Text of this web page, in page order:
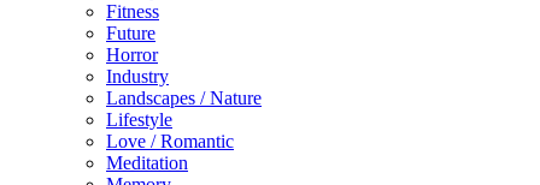
Fitness
Future
Horror
Industry
Landscapes / Nature
Lifestyle
Love / Romantic
Meditation